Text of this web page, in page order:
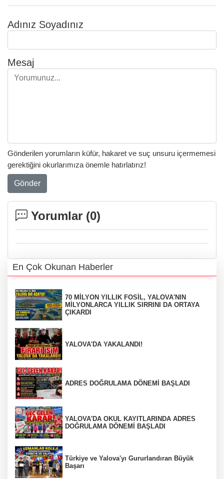
Adınız Soyadınız
Mesaj
Gönderilen yorumların küfür, hakaret ve suç unsuru içermemesi
gerektiğini okurlarımıza önemle hatırlatırız!
Gönder
Yorumlar (0)
En Çok Okunan Haberler
70 MİLYON YILLIK FOSİL, YALOVA'NIN
MİLYONLARCA YILLIK SIRRINI DA ORTAYA
ÇIKARDI
YALOVA'DA YAKALANDI!
ADRES DOĞRULAMA DÖNEMİ BAŞLADI
YALOVA'DA OKUL KAYITLARINDA ADRES
DOĞRULAMA DÖNEMİ BAŞLADI
Türkiye ve Yalova'yı Gururlandıran Büyük
Başarı